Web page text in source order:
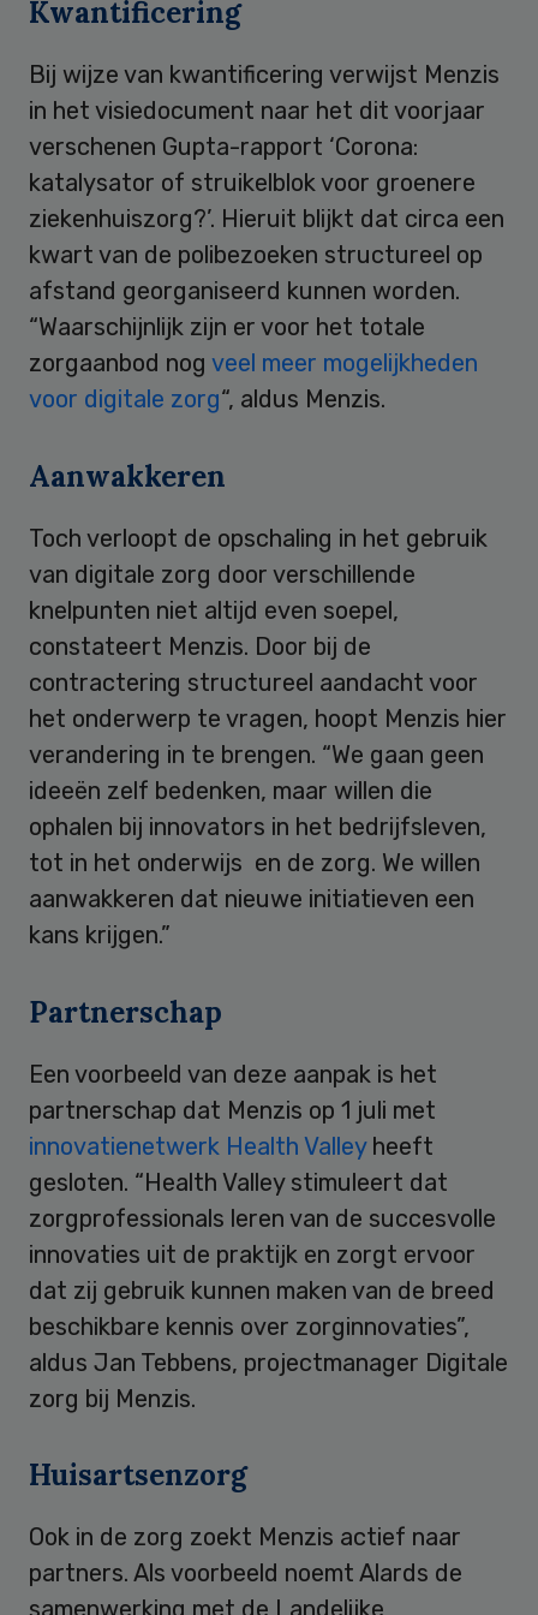
Kwantificering
Bij wijze van kwantificering verwijst Menzis
in het visiedocument naar het dit voorjaar
verschenen Gupta-rapport ‘Corona:
katalysator of struikelblok voor groenere
ziekenhuiszorg?’. Hieruit blijkt dat circa een
kwart van de polibezoeken structureel op
afstand georganiseerd kunnen worden.
“Waarschijnlijk zijn er voor het totale
zorgaanbod nog veel meer mogelijkheden
voor digitale zorg“, aldus Menzis.
Aanwakkeren
Toch verloopt de opschaling in het gebruik
van digitale zorg door verschillende
knelpunten niet altijd even soepel,
constateert Menzis. Door bij de
contractering structureel aandacht voor
het onderwerp te vragen, hoopt Menzis hier
verandering in te brengen. “We gaan geen
ideeën zelf bedenken, maar willen die
ophalen bij innovators in het bedrijfsleven,
tot in het onderwijs en de zorg. We willen
aanwakkeren dat nieuwe initiatieven een
kans krijgen.”
Partnerschap
Een voorbeeld van deze aanpak is het
partnerschap dat Menzis op 1 juli met
innovatienetwerk Health Valleyheeft
gesloten. “Health Valley stimuleert dat
zorgprofessionals leren van de succesvolle
innovaties uit de praktijk en zorgt ervoor
dat zij gebruik kunnen maken van de breed
beschikbare kennis over zorginnovaties”,
aldus Jan Tebbens, projectmanager Digitale
zorg bij Menzis.
Huisartsenzorg
Ook in de zorg zoekt Menzis actief naar
partners. Als voorbeeld noemt Alards de